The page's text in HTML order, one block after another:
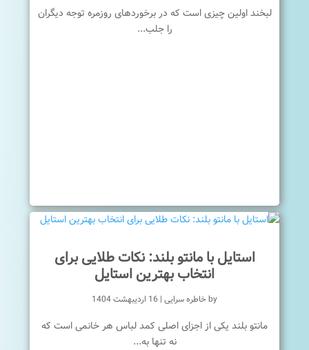
لبخند اولین چیزی است که در برخوردهای روزمره توجه دیگران
را جلب...
استایل با مانتو بلند: نکات طلایی برای
انتخاب بهترین استایل
byخاطره سرایی | 16 اردیبهشت 1404
مانتو بلند یکی از اجزای اصلی کمد لباس هر خانمی است که
نه تنها به...